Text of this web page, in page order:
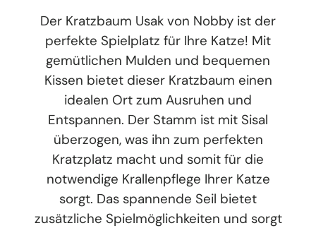
Der Kratzbaum Usak von Nobby ist der
perfekte Spielplatz für Ihre Katze! Mit
gemütlichen Mulden und bequemen
Kissen bietet dieser Kratzbaum einen
idealen Ort zum Ausruhen und
Entspannen. Der Stamm ist mit Sisal
überzogen, was ihn zum perfekten
Kratzplatz macht und somit für die
notwendige Krallenpflege Ihrer Katze
sorgt. Das spannende Seil bietet
zusätzliche Spielmöglichkeiten und sorgt